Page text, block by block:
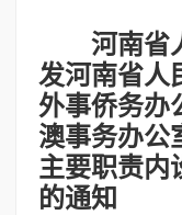
河南省
发河南省人
外事侨务办
澳事务办公
主要职责内
的通知